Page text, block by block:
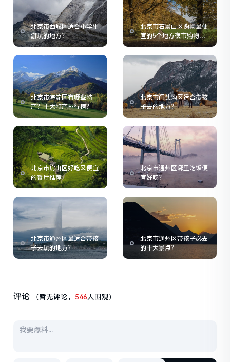
北京市西城区适合小学生
游玩的地方？
北京市石景山区购物最便
宜的5个地方夜市购物指
南
北京市海淀区有哪些特
产？十大特产排行榜？
北京市门头沟区适合带孩
子去的地方？
北京市房山区好吃又便宜
的餐厅推荐
北京市通州区哪里吃饭便
宜好吃？
北京市通州区最适合带孩
子去玩的地方？
北京市通州区带孩子必去
的十大景点？
评论 （暂无评论， 546人围观）